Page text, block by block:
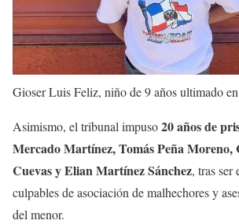
Gioser Luis Feliz, niño de 9 años ultimado
Asimismo, el tribunal impuso20 años de
Mercado Martínez, Tomás Peña
Cuevas y Elian Martínez Sánchez, tras ser
culpables de asociación de malhechores y
del menor.